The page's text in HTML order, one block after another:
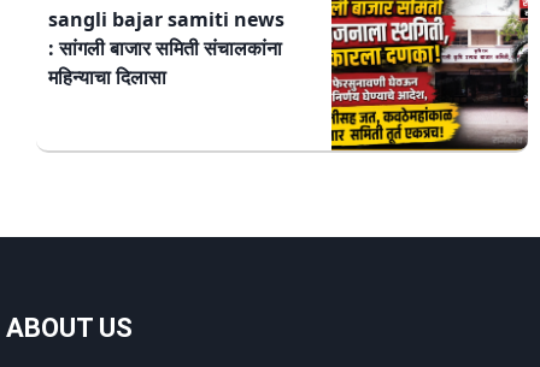
sangli bajar samiti news
: सांगली बाजार समिती संचालकांना
महिन्याचा दिलासा
ABOUT US